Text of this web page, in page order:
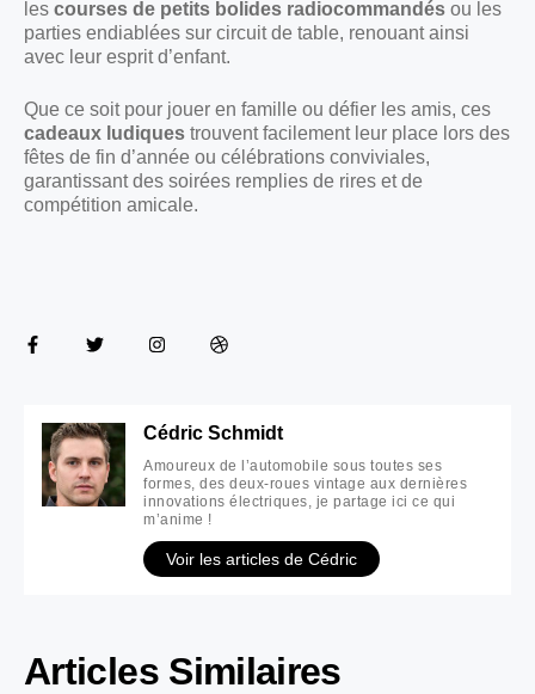
les courses de petits bolides radiocommandés ou les
parties endiablées sur circuit de table, renouant ainsi
avec leur esprit d’enfant.
Que ce soit pour jouer en famille ou défier les amis, ces
cadeaux ludiques trouvent facilement leur place lors des
fêtes de fin d’année ou célébrations conviviales,
garantissant des soirées remplies de rires et de
compétition amicale.
Cédric Schmidt
Amoureux de l’automobile sous toutes ses
formes, des deux-roues vintage aux dernières
innovations électriques, je partage ici ce qui
m’anime !
Voir les articles de Cédric
Articles Similaires